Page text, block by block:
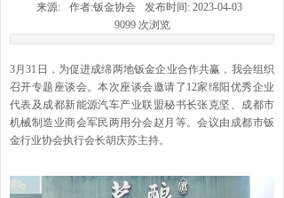
来源: 作者:钣金协会 发布时间: 2023-04-03
9099 次浏览
3月31日，为促进成绵两地钣金企业合作共赢，我会组织
召开专题座谈会。本次座谈会邀请了12家绵阳优秀企业
代表及成都新能源汽车产业联盟秘书长张克坚、成都市
机械制造业商会军民两用分会赵月等。会议由成都市钣
金行业协会执行会长胡庆苏主持。